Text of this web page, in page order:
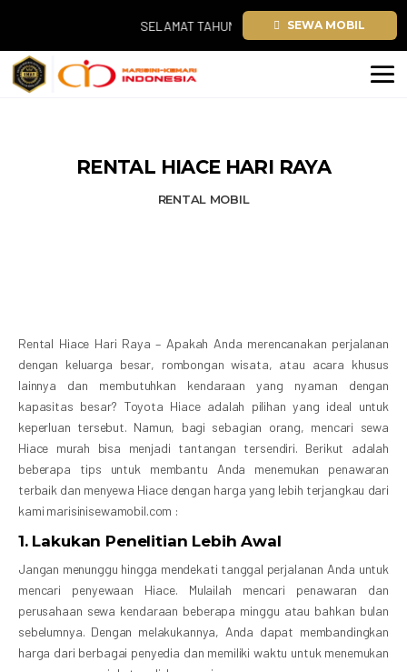
SELAMAT TAHUN BARU 2026. TEMUKAN SEWA
SEWA MOBIL
RENTAL HIACE HARI RAYA
RENTAL MOBIL
Rental Hiace Hari Raya – Apakah Anda merencanakan perjalanan
dengan keluarga besar, rombongan wisata, atau acara khusus
lainnya dan membutuhkan kendaraan yang nyaman dengan
kapasitas besar? Toyota Hiace adalah pilihan yang ideal untuk
keperluan tersebut. Namun, bagi sebagian orang, mencari sewa
Hiace murah bisa menjadi tantangan tersendiri. Berikut adalah
beberapa tips untuk membantu Anda menemukan penawaran
terbaik dan menyewa Hiace dengan harga yang lebih terjangkau dari
kami marisinisewamobil.com :
1. Lakukan Penelitian Lebih Awal
Jangan menunggu hingga mendekati tanggal perjalanan Anda untuk
mencari penyewaan Hiace. Mulailah mencari penawaran dan
perusahaan sewa kendaraan beberapa minggu atau bahkan bulan
sebelumnya. Dengan melakukannya, Anda dapat membandingkan
harga dari berbagai penyedia dan memiliki waktu untuk menemukan